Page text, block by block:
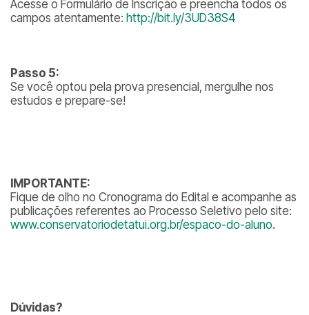
Acesse o Formulário de Inscrição e preencha todos os
campos atentamente: http://bit.ly/3UD38S4
Passo 5:
Se você optou pela prova presencial, mergulhe nos
estudos e prepare-se!
IMPORTANTE:
Fique de olho no Cronograma do Edital e acompanhe as
publicações referentes ao Processo Seletivo pelo site:
www.conservatoriodetatui.org.br/espaco-do-aluno.
Dúvidas?